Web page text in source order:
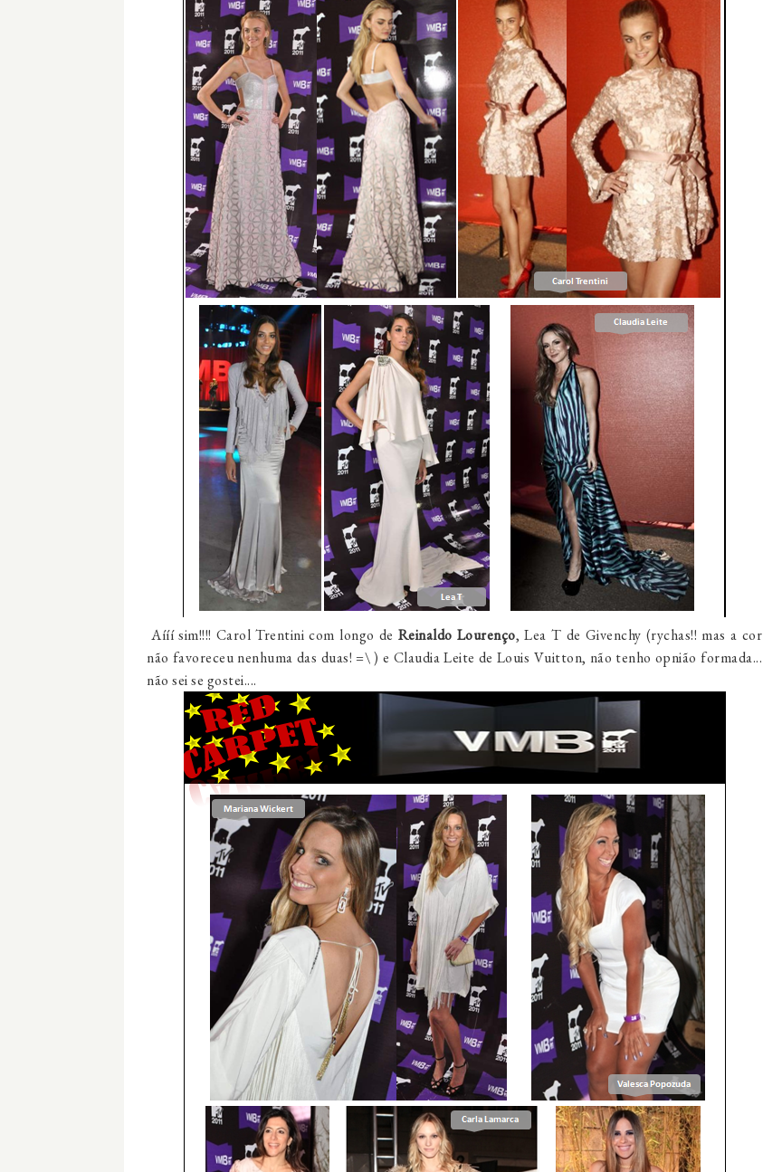
Aííí sim!!!! Carol Trentini com longo de Reinaldo Lourenço, Lea T de Givenchy (rychas!! mas a cor
não favoreceu nenhuma das duas! =\ ) e Claudia Leite de Louis Vuitton, não tenho opnião formada...
não sei se gostei....